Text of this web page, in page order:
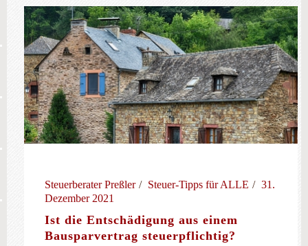
Steuerberater Preßler Steuer-Tipps für ALLE
31.
Dezember 2021
Ist die Entschädigung aus einem
Bausparvertrag steuerpflichtig?